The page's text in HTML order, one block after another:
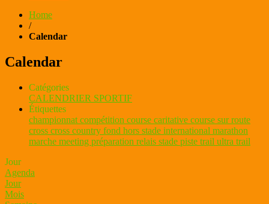
Home
/
Calendar
Calendar
Catégories
CALENDRIER SPORTIF
Étiquettes
championnat compétition course caritative course sur route
cross cross country fond hors stade international marathon
marche meeting préparation relais stade piste trail ultra trail
Jour
Agenda
Jour
Mois